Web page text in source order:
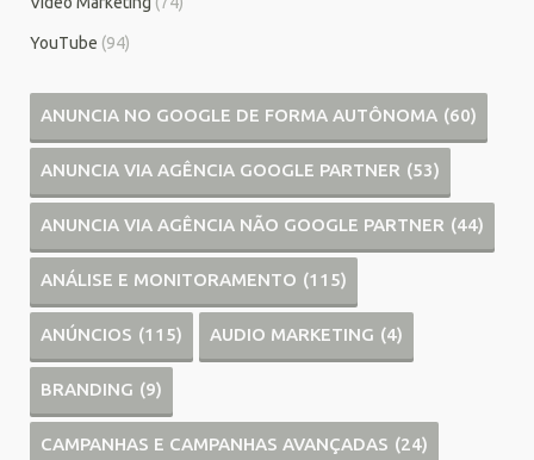
YouTube (94)
ANUNCIA NO GOOGLE DE FORMA AUTÔNOMA (60)
ANUNCIA VIA AGÊNCIA GOOGLE PARTNER (53)
ANUNCIA VIA AGÊNCIA NÃO GOOGLE PARTNER (44)
ANÁLISE E MONITORAMENTO (115)
ANÚNCIOS (115) AUDIO MARKETING (4)
BRANDING (9)
CAMPANHAS E CAMPANHAS AVANÇADAS (24)